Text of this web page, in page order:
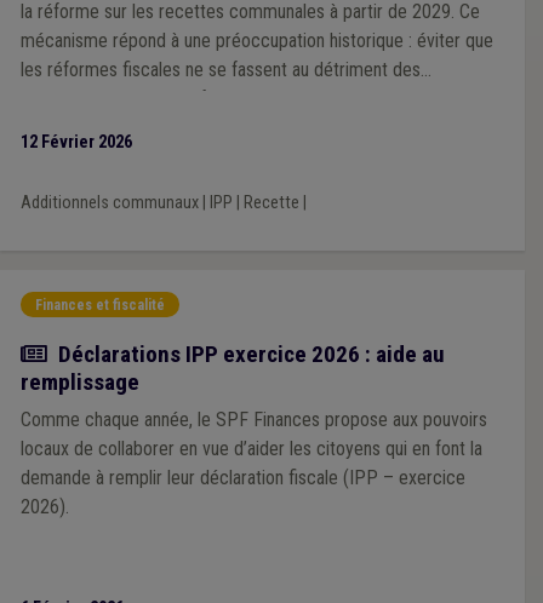
la réforme sur les recettes communales à partir de 2029. Ce
mécanisme répond à une préoccupation historique : éviter que
les réformes fiscales ne se fassent au détriment des
communes, comme ce fut le cas par le passé. Cependant,
12 Février 2026
Additionnels communaux| IPP Recette
Finances et fiscalité
Actualité
Déclarations IPP exercice 2026 : aide au
remplissage
Comme chaque année, le SPF Finances propose aux pouvoirs
locaux de collaborer en vue d’aider les citoyens qui en font la
demande à remplir leur déclaration fiscale (IPP – exercice
2026).